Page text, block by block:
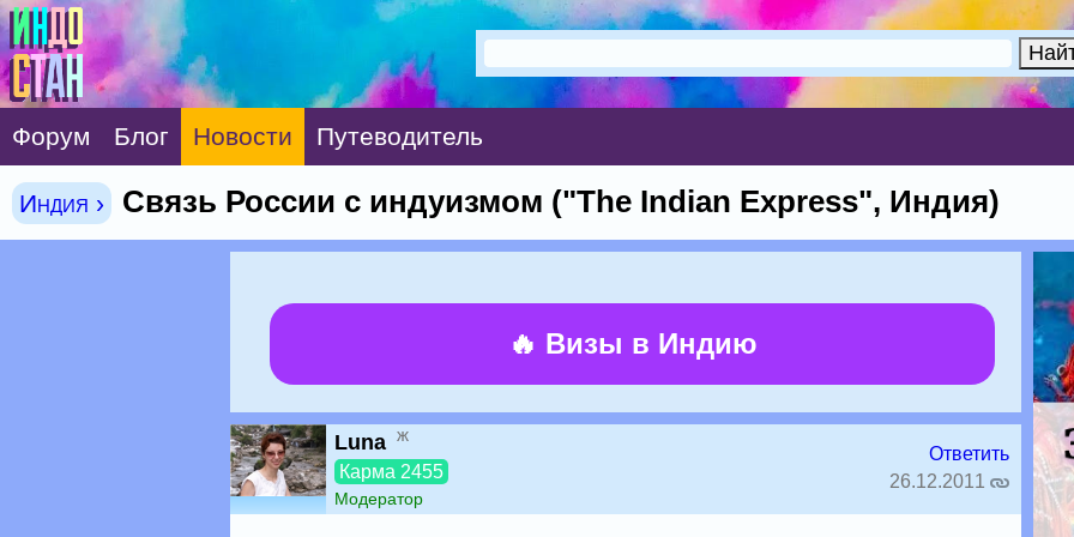
Форум Блог Новости Путеводитель
Индия › Связь России с индуизмом ("The Indian Express", Индия)
🔥 Визы в Индию
Luna ж
Карма 2455
Модератор
Ответить
26.12.2011